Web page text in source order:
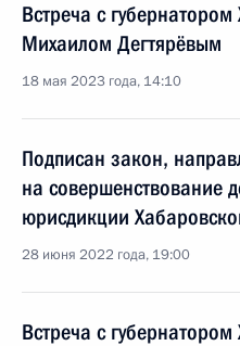
Встреча с
Михаилом Дегтярёвым
18 мая 2023 года, 14:10
Подписан закон,
на совершенствование
юрисдикции
28 июня 2022 года, 19:00
Встреча с